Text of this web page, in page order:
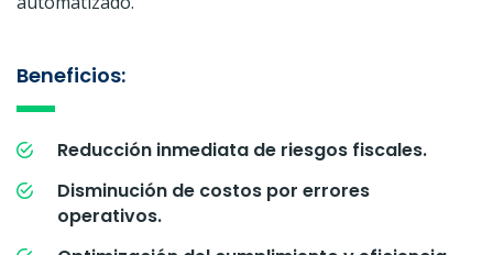
Beneficios:
Reducción inmediata de riesgos fiscales.
Disminución de costos por errores
operativos.